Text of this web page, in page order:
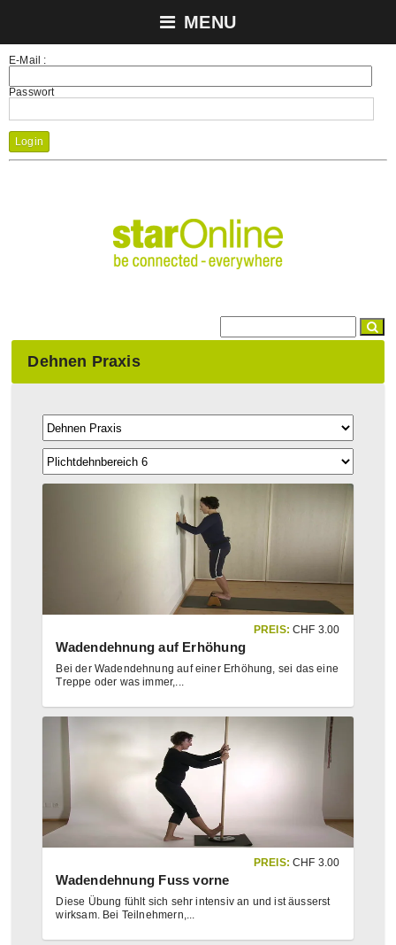
MENU
E-Mail :
Passwort
Login
Dehnen Praxis
PREIS: CHF 3.00
Wadendehnung auf Erhöhung
Bei der Wadendehnung auf einer Erhöhung, sei das eine
Treppe oder was immer,...
PREIS: CHF 3.00
Wadendehnung Fuss vorne
Diese Übung fühlt sich sehr intensiv an und ist äusserst
wirksam. Bei Teilnehmern,